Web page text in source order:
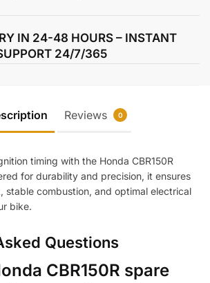
IN 24-48 HOURS – INSTANT
24/7/365
Reviews 0
timing with the Honda CBR150R
for durability and precision, it ensures
stable combustion, and optimal electrical
bike.
Questions
CBR150R spare